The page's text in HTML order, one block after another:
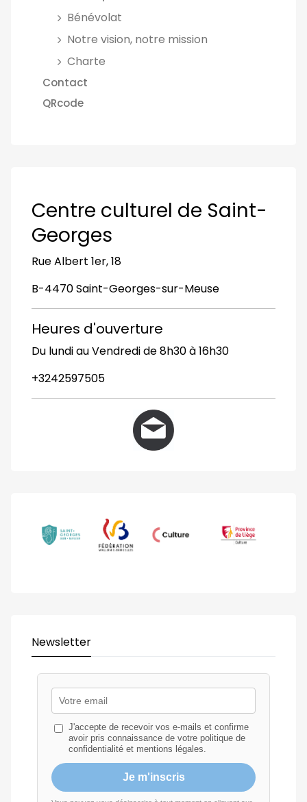
Bénévolat
Notre vision, notre mission
Charte
Contact
QRcode
Centre culturel de Saint-
Georges
Rue Albert 1er, 18
B-4470 Saint-Georges-sur-Meuse
Heures d'ouverture
Du lundi au Vendredi de 8h30 à 16h30
+3242597505
Newsletter